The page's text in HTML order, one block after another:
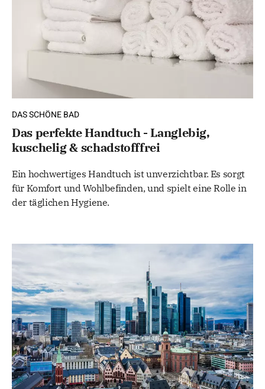
DAS SCHÖNE BAD
Das perfekte Handtuch - Langlebig,
kuschelig & schadstofffrei
Ein hochwertiges Handtuch ist unverzichtbar. Es sorgt
für Komfort und Wohlbefinden, und spielt eine Rolle in
der täglichen Hygiene.